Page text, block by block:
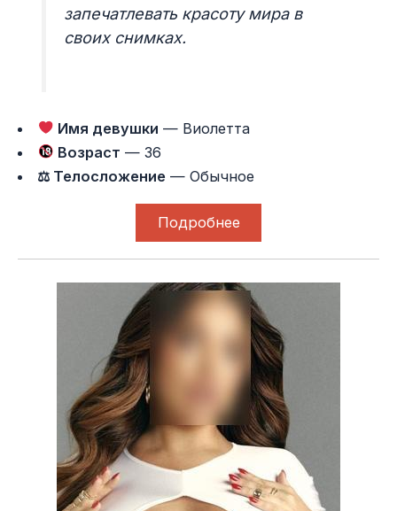
запечатлевать красоту мира в
своих снимках.
Имя девушки — Виолетта
Возраст — 36
⚖ Телосложение — Обычное
Подробнее